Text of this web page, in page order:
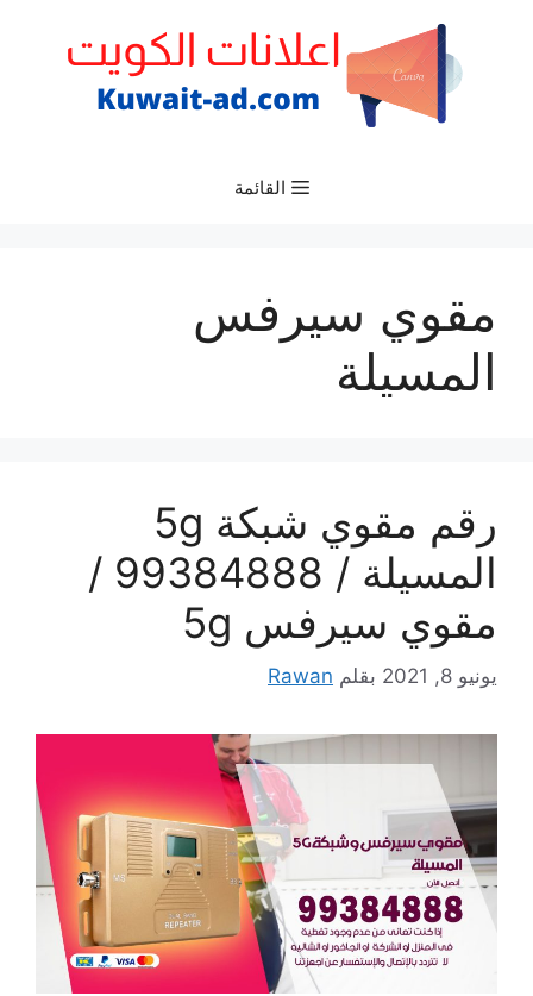
القائمة
مقوي سيرفس
المسيلة
رقم مقوي شبكة 5g
المسيلة / 99384888 /
مقوي سيرفس 5g
يونيو 8, 2021 بقلم Rawan